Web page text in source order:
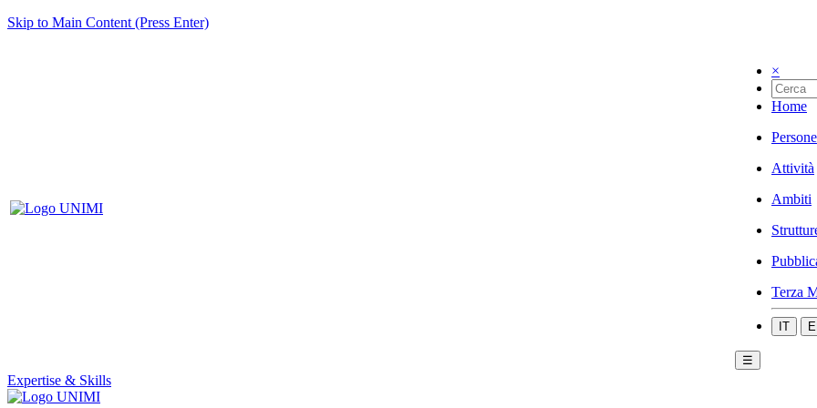
Skip to Main Content (Press Enter)
×
Home
Persone
Attività
Ambiti
Terza
IT
☰
Expertise & Skills